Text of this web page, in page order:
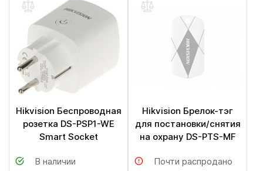
Hikvision Беспроводная
розетка DS-PSP1-WE
Smart Socket
В наличии
Hikvision Брелок-тэг
для постановки/снятия
на охрану DS-PTS-MF
Почти распродано